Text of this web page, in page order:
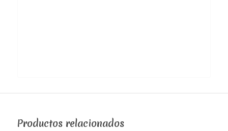
Productos relacionados